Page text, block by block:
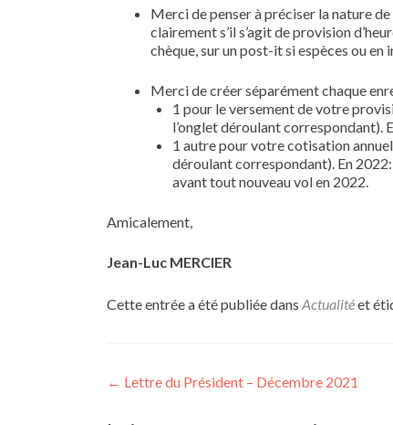
Merci de penser à préciser la nature
clairement s’il s’agit de provision
chèque, sur un post-it si espèces ou
Merci de créer séparément chaque
1 pour le versement de votre
l’onglet déroulant
1 autre pour votre cotisation
déroulant correspondant). En
avant tout nouveau vol en 2022.
Amicalement,
Jean-Luc MERCIER
Cette entrée a été publiée dans Actualitéet
Navigation
de
← Lettre du Président – Décembre 2021